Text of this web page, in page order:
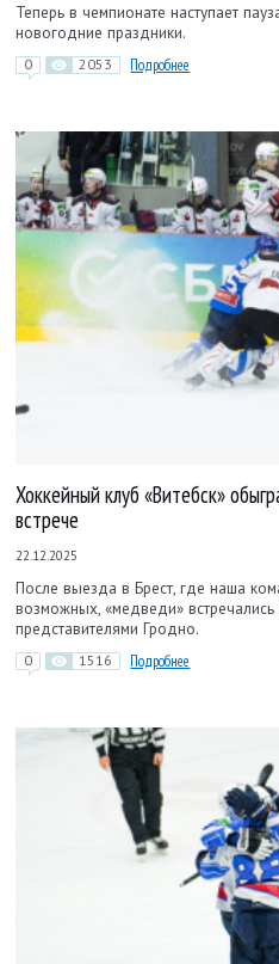
Теперь в чемпионате наступает
новогодние праздники.
0 2053 Подробнее
Хоккейный клуб «Витебск»
встрече
22.12.2025
После выезда в Брест, где наша
возможных, «медведи»
представителями Гродно.
0 1516 Подробнее